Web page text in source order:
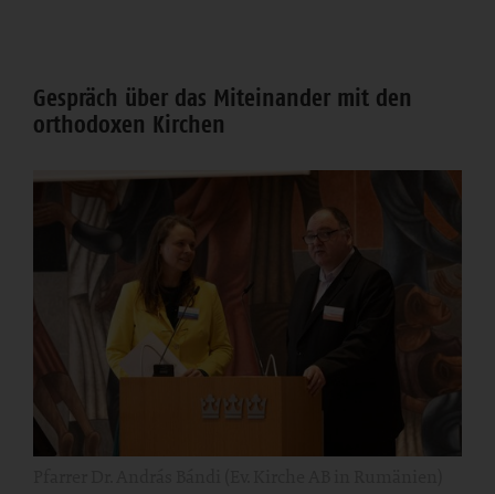
Gespräch über das Miteinander mit den
orthodoxen Kirchen